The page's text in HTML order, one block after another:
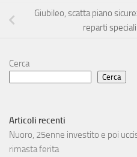
Giubileo, scatta piano
reparti
Cerca
Cerca
Articoli recenti
Nuoro, 25enne investito e poi
rimasta ferita